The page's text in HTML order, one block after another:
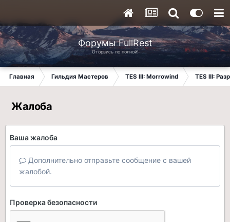
Форумы FullRest
Оторвись по полной!
Главная Гильдия Мастеров TES III: Morrowind TES III:
Жалоба
Ваша жалоба
Дополнительно отправьте сообщение с вашей
жалобой.
Проверка безопасности